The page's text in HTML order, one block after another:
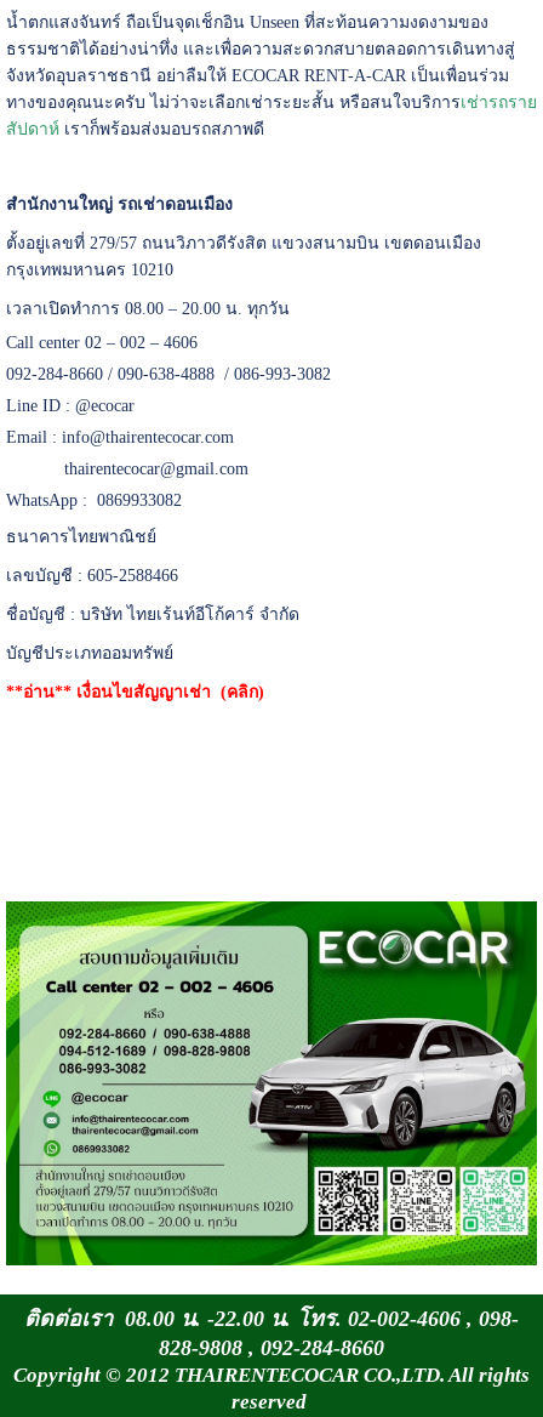
น้ำตกแสงจันทร์ ถือเป็นจุดเช็กอิน Unseen ที่สะท้อนความงดงามของ
ธรรมชาติได้อย่างน่าทึ่ง และเพื่อความสะดวกสบายตลอดการเดินทางสู่
จังหวัดอุบลราชธานี อย่าลืมให้ ECOCAR RENT-A-CAR เป็นเพื่อนร่วม
ทางของคุณนะครับ ไม่ว่าจะเลือกเช่าระยะสั้น หรือสนใจบริการเช่ารถราย
สัปดาห์ เราก็พร้อมส่งมอบรถสภาพดี
สำนักงานใหญ่ รถเช่าดอนเมือง
ตั้งอยู่เลขที่ 279/57 ถนนวิภาวดีรังสิต แขวงสนามบิน เขตดอนเมือง
กรุงเทพมหานคร 10210
เวลาเปิดทำการ 08.00 – 20.00 น. ทุกวัน
Call center 02 – 002 – 4606
092-284-8660 / 090-638-4888 / 086-993-3082
Line ID : @ecocar
Email : info@thairentecocar.com
thairentecocar@gmail.com
WhatsApp : 0869933082
ธนาคารไทยพาณิชย์
เลขบัญชี : 605-2588466
ชื่อบัญชี : บริษัท ไทยเร้นท์อีโก้คาร์ จำกัด
บัญชีประเภทออมทรัพย์
**อ่าน** เงื่อนไขสัญญาเช่า (คลิก)
ติดต่อเรา 08.00 น. -22.00 น. โทร. 02-002-4606 , 098-
828-9808 , 092-284-8660
Copyright © 2012 THAIRENTECOCAR CO.,LTD. All rights
reserved